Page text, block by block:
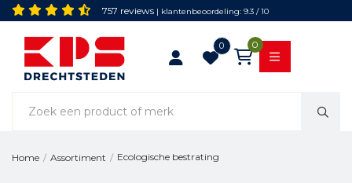
757 reviews | klantenbeoordeling: 9.3 / 10
0 0
Home / Assortiment / Ecologische bestrating